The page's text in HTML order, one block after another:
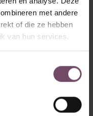
met andere
of die ze hebben
van hun services.
omvatte een
interface voor